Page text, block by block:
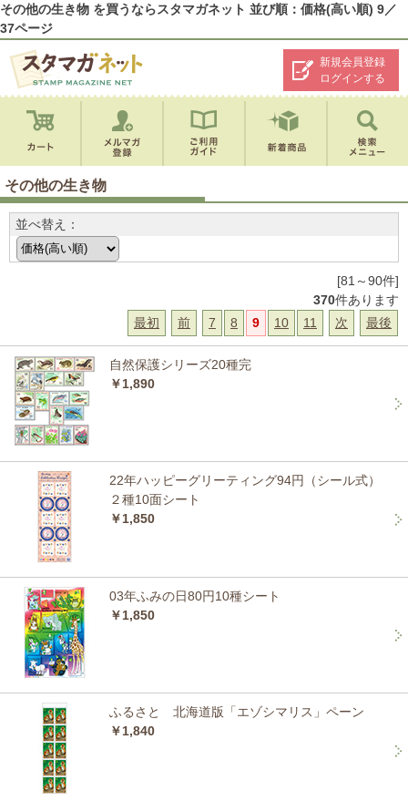
その他の生き物 を買うならスタマガネット 並び順：価格(高い順) 9／
37ページ
新規会員登録
ログインする
その他の生き物
並べ替え：
[81～90件]
370件あります
最初
前 7 8 9 10 11 次 最後
自然保護シリーズ20種完
￥1,890
22年ハッピーグリーティング94円（シール式）
２種10面シート
￥1,850
03年ふみの日80円10種シート
￥1,850
ふるさと 北海道版「エゾシマリス」ペーン
￥1,840